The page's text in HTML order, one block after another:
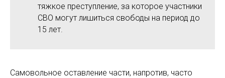
тяжкое преступление, за которое участники
СВО могут лишиться свободы на период до
15 лет.
Самовольное оставление части, напротив, часто